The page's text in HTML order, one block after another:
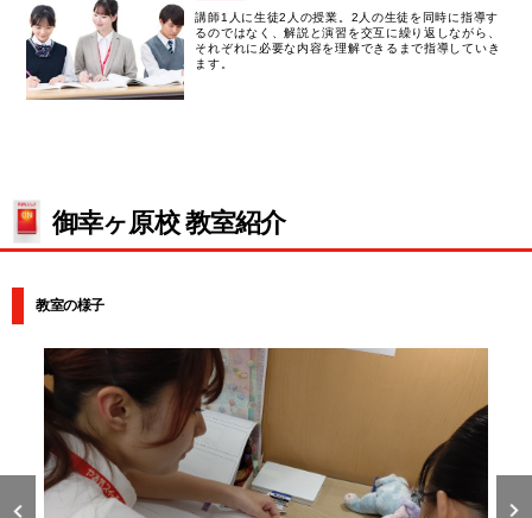
講師1人に生徒2人の授業。2人の生徒を同時に指導す
るのではなく、解説と演習を交互に繰り返しながら、
それぞれに必要な内容を理解できるまで指導していき
ます。
御幸ヶ原校 教室紹介
教室の様子